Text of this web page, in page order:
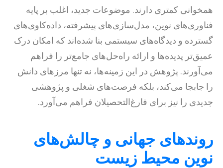
همخوانی کمتری دارند. موضوعات جدید، اغلب بر پایه
فناوری‌های نوین، مدل‌سازی‌های پیشرفته، داده‌کاوی‌های
گسترده و دیدگاه‌های سیستمی بنا شده‌اند که امکان درک
عمیق‌تر پدیده‌ها و ارائه راه‌حل‌های جامع‌تر را فراهم
می‌آورند. پژوهش در این زمینه‌ها، نه تنها مرزهای دانش
را جابجا می‌کند، بلکه فرصت‌های شغلی و پژوهشی
جدیدی را نیز برای فارغ‌التحصیلان فراهم می‌آورد.
روندهای جهانی و چالش‌های
نوین محیط زیست